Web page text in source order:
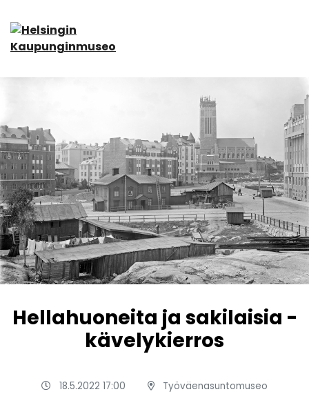
Hellahuoneita ja sakilaisia -
kävelykierros
18.5.2022 17:00 Työväenasuntomuseo